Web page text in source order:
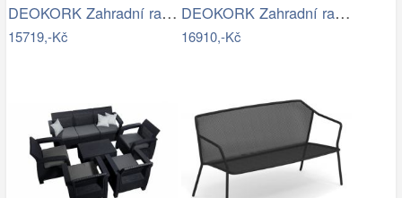
DEOKORK Zahradní ratanová sestava …
15719,-Kč
DEOKORK Zahradní ratanová sestava…
16910,-Kč